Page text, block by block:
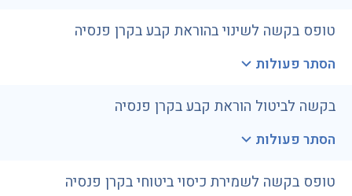
טופס בקשה לשינוי בהוראת קבע בקרן פנסיה
הסתר פעולות
בקשה לביטול הוראת קבע בקרן פנסיה
הסתר פעולות
טופס בקשה לשמירת כיסוי ביטוחי בקרן פנסיה